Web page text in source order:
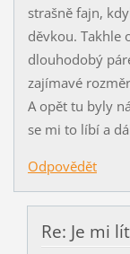
strašně fajn,
děvkou. Takhle
dlouhodobý
zajímavé
A opět tu byly
se mi to líbí a
Odpovědět
Re: Je mi